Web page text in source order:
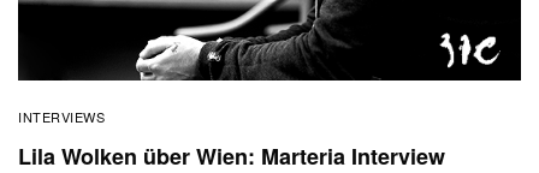
INTERVIEWS
Lila Wolken über Wien: Marteria Interview